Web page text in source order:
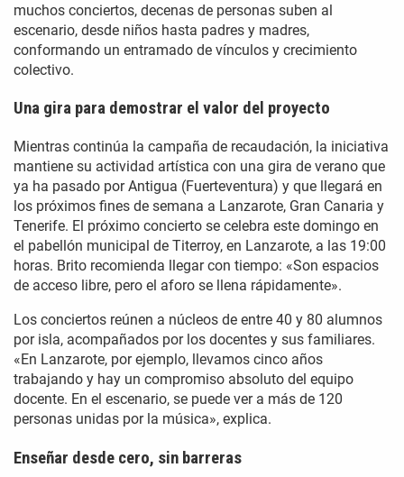
muchos conciertos, decenas de personas suben al
escenario, desde niños hasta padres y madres,
conformando un entramado de vínculos y crecimiento
colectivo.
Una gira para demostrar el valor del proyecto
Mientras continúa la campaña de recaudación, la iniciativa
mantiene su actividad artística con una gira de verano que
ya ha pasado por Antigua (Fuerteventura) y que llegará en
los próximos fines de semana a Lanzarote, Gran Canaria y
Tenerife. El próximo concierto se celebra este domingo en
el pabellón municipal de Titerroy, en Lanzarote, a las 19:00
horas. Brito recomienda llegar con tiempo: «Son espacios
de acceso libre, pero el aforo se llena rápidamente».
Los conciertos reúnen a núcleos de entre 40 y 80 alumnos
por isla, acompañados por los docentes y sus familiares.
«En Lanzarote, por ejemplo, llevamos cinco años
trabajando y hay un compromiso absoluto del equipo
docente. En el escenario, se puede ver a más de 120
personas unidas por la música», explica.
Enseñar desde cero, sin barreras